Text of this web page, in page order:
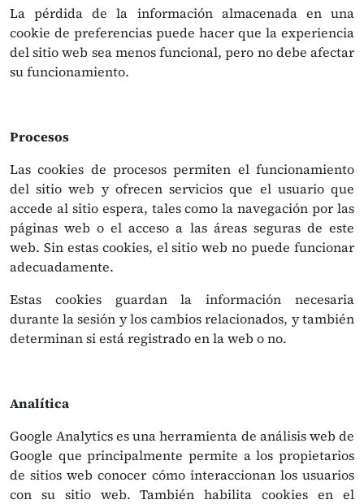
La pérdida de la información almacenada en una
cookie de preferencias puede hacer que la experiencia
del sitio web sea menos funcional, pero no debe afectar
su funcionamiento.
Procesos
Las cookies de procesos permiten el funcionamiento
del sitio web y ofrecen servicios que el usuario que
accede al sitio espera, tales como la navegación por las
páginas web o el acceso a las áreas seguras de este
web. Sin estas cookies, el sitio web no puede funcionar
adecuadamente.
Estas cookies guardan la información necesaria
durante la sesión y los cambios relacionados, y también
determinan si está registrado en la web o no.
Analítica
Google Analytics es una herramienta de análisis web de
Google que principalmente permite a los propietarios
de sitios web conocer cómo interaccionan los usuarios
con su sitio web. También habilita cookies en el